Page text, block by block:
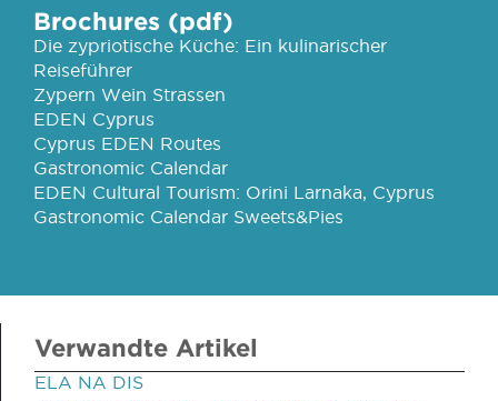
Brochures (pdf)
Die zypriotische Küche: Ein kulinarischer
Reiseführer
Zypern Wein Strassen
EDEN Cyprus
Cyprus EDEN Routes
Gastronomic Calendar
EDEN Cultural Tourism: Orini Larnaka, Cyprus
Gastronomic Calendar Sweets&Pies
Verwandte Artikel
ELA NA DIS